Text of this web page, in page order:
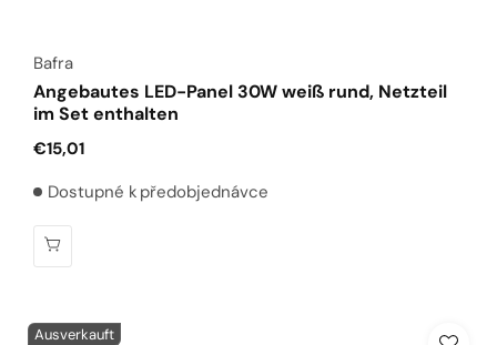
Bafra
Angebautes LED-Panel 30W weiß rund, Netzteil
im Set enthalten
Normaler
€15,01
Dostupné k předobjednávce
Ausverkauft